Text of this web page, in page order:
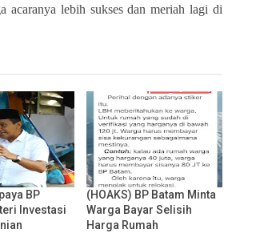
acaranya lebih sukses dan meriah lagi di
BP
Investasi
(HOAKS) BP Batam Minta
Warga Bayar Selisih
Harga Rumah